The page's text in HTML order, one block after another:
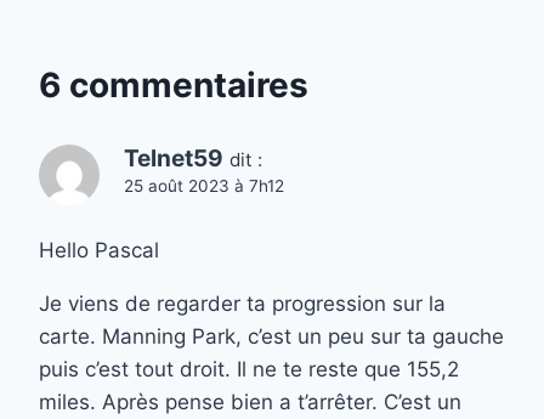
6 commentaires
Telnet59 dit :
25 août 2023 à 7h12
Hello Pascal
Je viens de regarder ta progression sur la
carte. Manning Park, c’est un peu sur ta gauche
puis c’est tout droit. Il ne te reste que 155,2
miles. Après pense bien a t’arrêter. C’est un